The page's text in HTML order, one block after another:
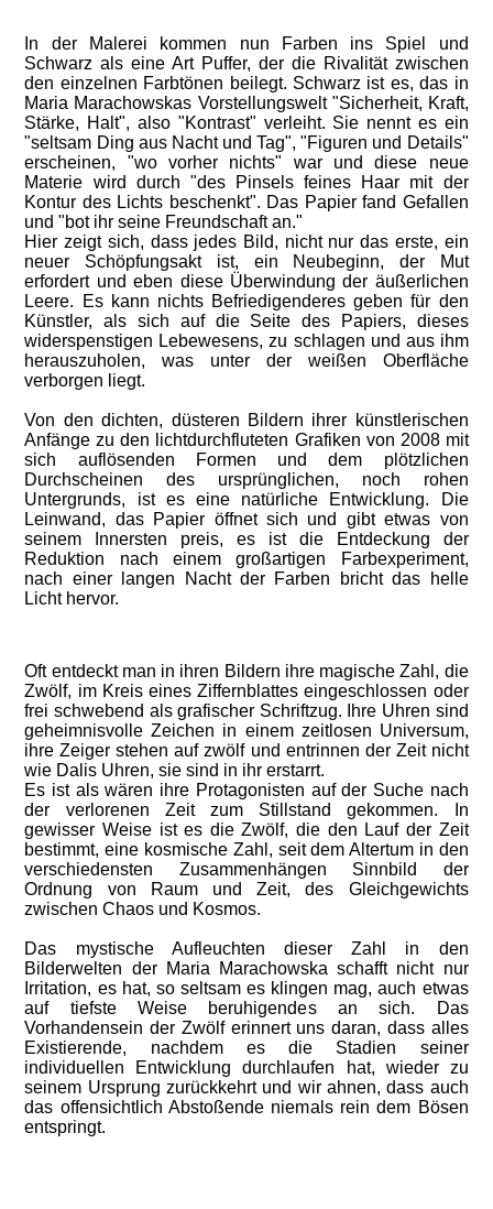
In der Malerei kommen nun Farben ins Spiel und
Schwarz als eine Art Puffer, der die Rivalität zwischen
den einzelnen Farbtönen beilegt. Schwarz ist es, das in
Maria Marachowskas Vorstellungswelt "Sicherheit, Kraft,
Stärke, Halt", also "Kontrast" verleiht. Sie nennt es ein
"seltsam Ding aus Nacht und Tag", "Figuren und Details"
erscheinen, "wo vorher nichts" war und diese neue
Materie wird durch "des Pinsels feines Haar mit der
Kontur des Lichts beschenkt". Das Papier fand Gefallen
und "bot ihr seine Freundschaft an."
Hier zeigt sich, dass jedes Bild, nicht nur das erste, ein
neuer Schöpfungsakt ist, ein Neubeginn, der Mut
erfordert und eben diese Überwindung der äußerlichen
Leere. Es kann nichts Befriedigenderes geben für den
Künstler, als sich auf die Seite des Papiers, dieses
widerspenstigen Lebewesens, zu schlagen und aus ihm
herauszuholen, was unter der weißen Oberfläche
verborgen liegt.
Von den dichten, düsteren Bildern ihrer künstlerischen
Anfänge zu den lichtdurchfluteten Grafiken von 2008 mit
sich auflösenden Formen und dem plötzlichen
Durchscheinen des ursprünglichen, noch rohen
Untergrunds, ist es eine natürliche Entwicklung. Die
Leinwand, das Papier öffnet sich und gibt etwas von
seinem Innersten preis, es ist die Entdeckung der
Reduktion nach einem großartigen Farbexperiment,
nach einer langen Nacht der Farben bricht das helle
Licht hervor.
Oft entdeckt man in ihren Bildern ihre magische Zahl, die
Zwölf, im Kreis eines Ziffernblattes eingeschlossen oder
frei schwebend als grafischer Schriftzug. Ihre Uhren sind
geheimnisvolle Zeichen in einem zeitlosen Universum,
ihre Zeiger stehen auf zwölf und entrinnen der Zeit nicht
wie Dalis Uhren, sie sind in ihr erstarrt.
Es ist als wären ihre Protagonisten auf der Suche nach
der verlorenen Zeit zum Stillstand gekommen. In
gewisser Weise ist es die Zwölf, die den Lauf der Zeit
bestimmt, eine kosmische Zahl, seit dem Altertum in den
verschiedensten Zusammenhängen Sinnbild der
Ordnung von Raum und Zeit, des Gleichgewichts
zwischen Chaos und Kosmos.
Das mystische Aufleuchten dieser Zahl in den
Bilderwelten der Maria Marachowska schafft nicht nur
Irritation, es hat, so seltsam es klingen mag, auch etwas
auf tiefste Weise beruhigendes an sich. Das
Vorhandensein der Zwölf erinnert uns daran, dass alles
Existierende, nachdem es die Stadien seiner
individuellen Entwicklung durchlaufen hat, wieder zu
seinem Ursprung zurückkehrt und wir ahnen, dass auch
das offensichtlich Abstoßende niemals rein dem Bösen
entspringt.